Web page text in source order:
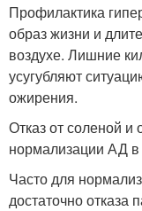
Профилактика
образ жизни и
воздухе. Лишние
усугубляют
ожирения.
Отказ от соленой
нормализации АД
Часто для
достаточно отказа